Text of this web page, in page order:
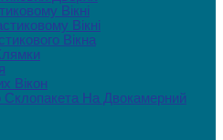
Вікні
Вікні
Вікна
Вікон
Склопакета На Двокамерний